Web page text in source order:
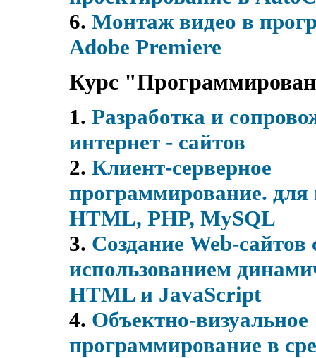
6. Монтаж видео в
Adobe Premiere
Курс
1. Разработка и
интернет - сайтов
2. Клиент-серверное
программирование. для
HTML, PHP, MySQL
3. Создание Web-сайтов
использованием
HTML и JavaScript
4. Объектно-визуальное
программирование в